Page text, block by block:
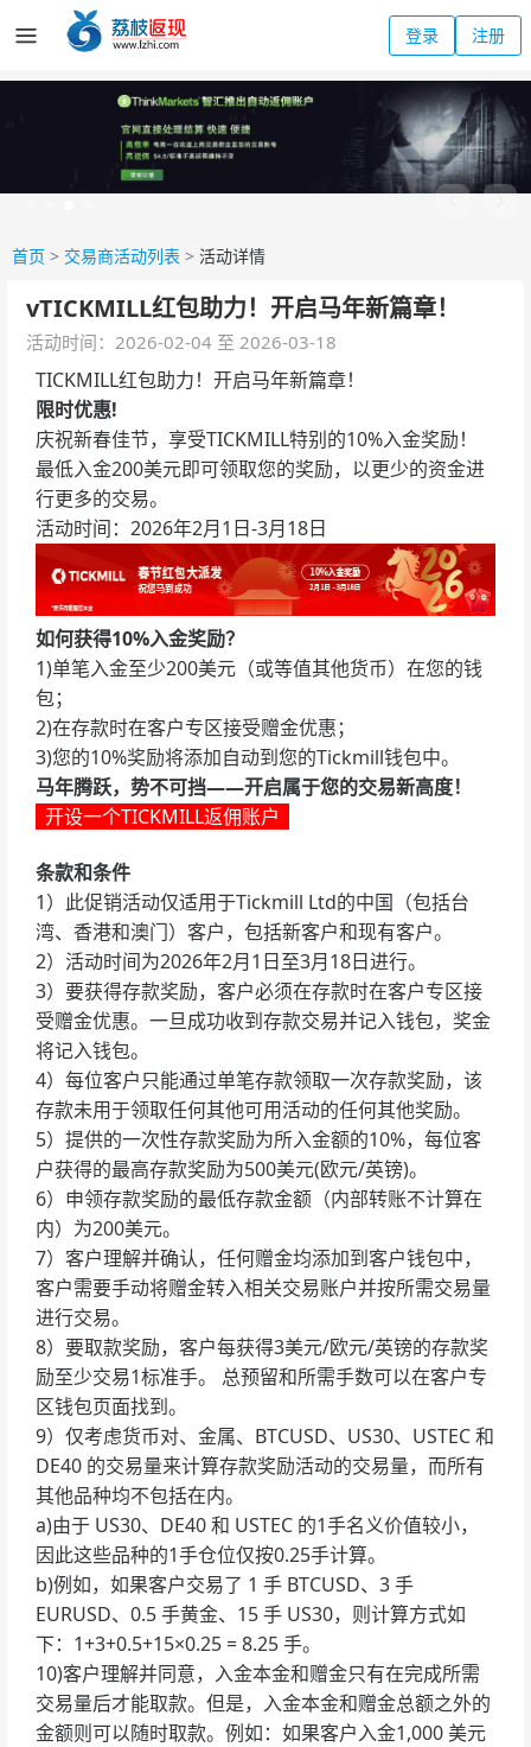
登录 注册
首页 > 交易商活动列表 > 活动详情
vTICKMILL红包助力！开启马年新篇章！
活动时间：2026-02-04 至 2026-03-18
TICKMILL红包助力！开启马年新篇章！
限时优惠!
庆祝新春佳节，享受TICKMILL特别的10%入金奖励！
最低入金200美元即可领取您的奖励，以更少的资金进
行更多的交易。
活动时间：2026年2月1日-3月18日
如何获得10%入金奖励？
1)单笔入金至少200美元（或等值其他货币）在您的钱
包；
2)在存款时在客户专区接受赠金优惠；
3)您的10%奖励将添加自动到您的Tickmill钱包中。
马年腾跃，势不可挡——开启属于您的交易新高度！
开设一个TICKMILL返佣账户
条款和条件
1）此促销活动仅适用于Tickmill Ltd的中国（包括台
湾、香港和澳门）客户，包括新客户和现有客户。
2）活动时间为2026年2月1日至3月18日进行。
3）要获得存款奖励，客户必须在存款时在客户专区接
受赠金优惠。一旦成功收到存款交易并记入钱包，奖金
将记入钱包。
4）每位客户只能通过单笔存款领取一次存款奖励，该
存款未用于领取任何其他可用活动的任何其他奖励。
5）提供的一次性存款奖励为所入金额的10%，每位客
户获得的最高存款奖励为500美元(欧元/英镑)。
6）申领存款奖励的最低存款金额（内部转账不计算在
内）为200美元。
7）客户理解并确认，任何赠金均添加到客户钱包中，
客户需要手动将赠金转入相关交易账户并按所需交易量
进行交易。
8）要取款奖励，客户每获得3美元/欧元/英镑的存款奖
励至少交易1标准手。 总预留和所需手数可以在客户专
区钱包页面找到。
9）仅考虑货币对、金属、BTCUSD、US30、USTEC 和
DE40 的交易量来计算存款奖励活动的交易量，而所有
其他品种均不包括在内。
a)由于 US30、DE40 和 USTEC 的1手名义价值较小，
因此这些品种的1手仓位仅按0.25手计算。
b)例如，如果客户交易了 1 手 BTCUSD、3 手
EURUSD、0.5 手黄金、15 手 US30，则计算方式如
下：1+3+0.5+15×0.25 = 8.25 手。
10)客户理解并同意，入金本金和赠金只有在完成所需
交易量后才能取款。但是，入金本金和赠金总额之外的
金额则可以随时取款。例如：如果客户入金1,000 美元